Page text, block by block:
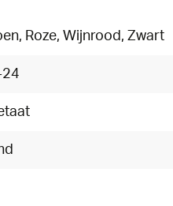
, Roze, Wijnrood , Zwart